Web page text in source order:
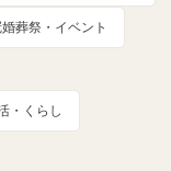
葬祭・イベント
・くらし